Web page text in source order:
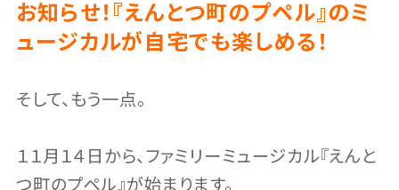
お知らせ！『えんとつ町のプペル』のミ
ュージカルが自宅でも楽しめる！
そして、もう一点。
１１月１４日から、ファミリーミュージカル『えんと
つ町のプペル』が始まります。